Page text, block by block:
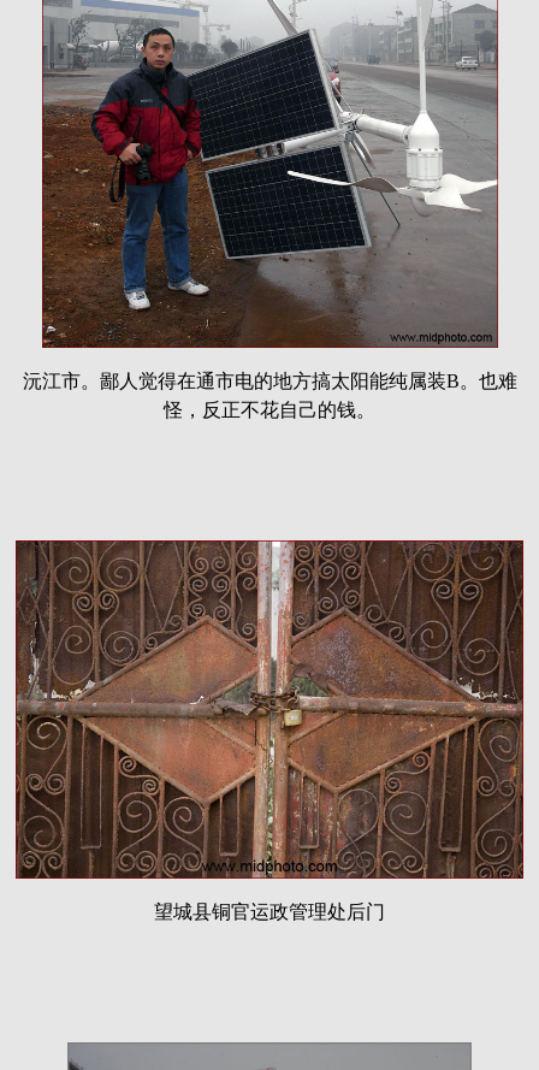
沅江市。鄙人觉得在通市电的地方搞太阳能纯属装B。也难
怪，反正不花自己的钱。
望城县铜官运政管理处后门